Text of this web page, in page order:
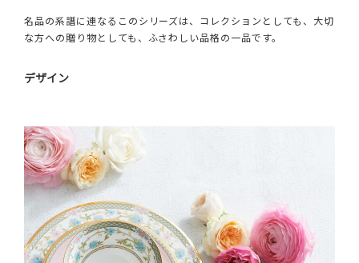
名品の系譜に連なるこのシリーズは、コレクションとしても、大切
な方への贈り物としても、ふさわしい品格の一品です。
デザイン